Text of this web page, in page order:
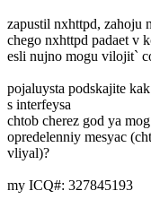
zapustil nxhttpd, zahoju
chego nxhttpd padaet v
esli nujno mogu vilojit`
pojaluysta podskajite
s interfeysa
chtob cherez god ya
opredelenniy mesyac
vliyal)?
my ICQ#: 327845193